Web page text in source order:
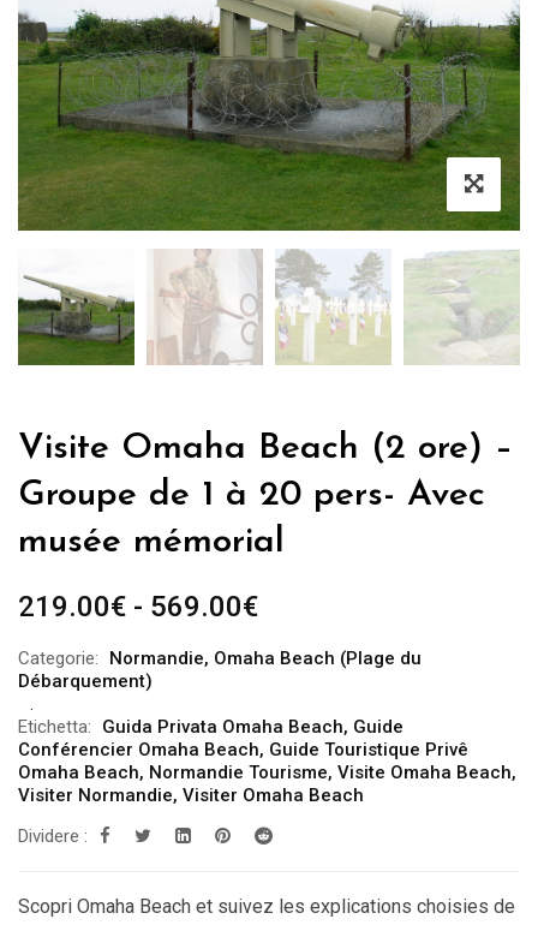
Visite Omaha Beach (2 ore) –
Groupe de 1 à 20 pers- Avec
musée mémorial
219.00€ - 569.00€Fascia
prezzo:
219.00€
a
569.00€
Categorie: Normandie, Omaha Beach (Plage du
Débarquement)
Etichetta: Guida Privata Omaha Beach, Guide
Conférencier Omaha Beach, Guide Touristique Privê
Omaha Beach, Normandie Tourisme, Visite Omaha Beach,
Visiter Normandie, Visiter Omaha Beach
Dividere :
Scopri Omaha Beach et suivez les explications choisies de